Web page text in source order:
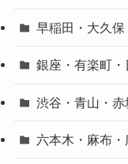
早稲田・大久
銀座・有楽町・
渋谷・青山・赤
六本木・麻布